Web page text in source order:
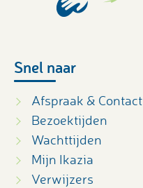
Snel naar
Afspraak & Contact
Bezoektijden
Wachttijden
Mijn Ikazia
Verwijzers